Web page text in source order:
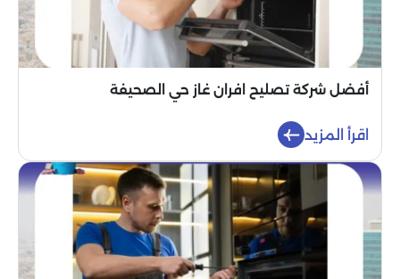
أفضل شركة تصليح افران غاز حي الصحيفة
اقرأ المزيد